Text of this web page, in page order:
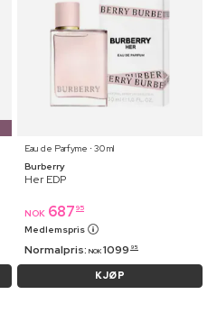
Eau de Parfyme ⋅ 30 ml
Burberry
Her EDP
NOK 687 95
Medlemspris
Normalpris: NOK 1099 95
KJØP